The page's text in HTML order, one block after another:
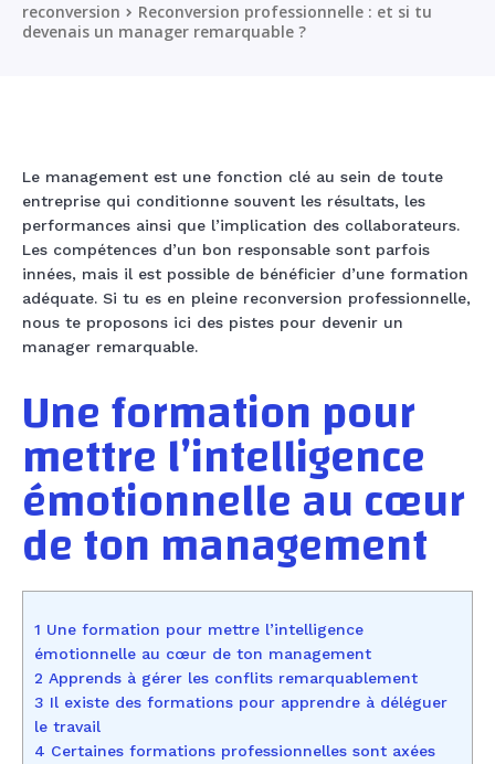
reconversion
Reconversion professionnelle : et si tu
devenais un manager remarquable ?
Le management est une fonction clé au sein de toute
entreprise qui conditionne souvent les résultats, les
performances ainsi que l’implication des collaborateurs.
Les compétences d’un bon responsable sont parfois
innées, mais il est possible de bénéficier d’une formation
adéquate. Si tu es en pleine reconversion professionnelle,
nous te proposons ici des pistes pour devenir un
manager remarquable.
Une formation pour
mettre l’intelligence
émotionnelle au cœur
de ton management
1 Une formation pour mettre l’intelligence
émotionnelle au cœur de ton management
2 Apprends à gérer les conflits remarquablement
3 Il existe des formations pour apprendre à déléguer
le travail
4 Certaines formations professionnelles sont axées